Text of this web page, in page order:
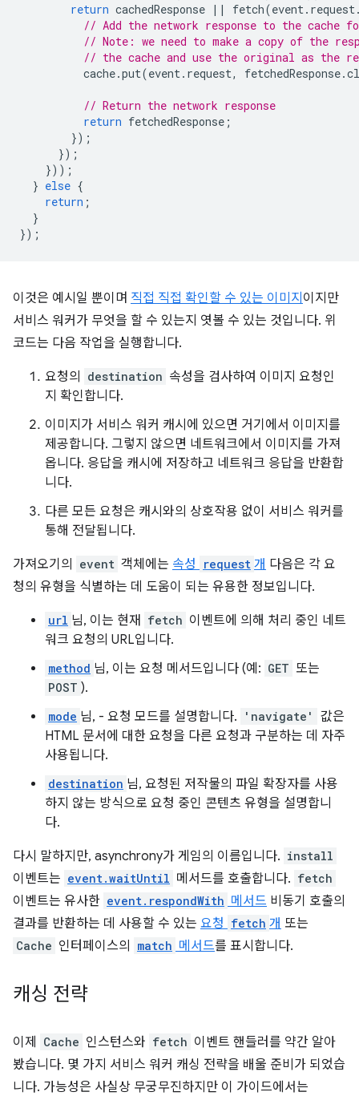
return cachedResponse || fetch(event. request
// Add the network response to the
// Note: we need to make a copy of the
// the cache and use the original as the
cache.put(event. request, fetchedResponse.
// Return the network response
return fetchedResponse ;
});
});
}));
} else {
return ;
}
});
이것은 예시일 뿐이며 직접 직접 확인할 수 있는 이미지 이지만
서비스 워커가 무엇을 할 수 있는지 엿볼 수 있는 것입니다. 위
코드는 다음 작업을 실행합니다.
요청의 destination 속성을 검사하여 이미지 요청인
지 확인합니다.
이미지가 서비스 워커 캐시에 있으면 거기에서 이미지를
제공합니다. 그렇지 않으면 네트워크에서 이미지를 가져
옵니다. 응답을 캐시에 저장하고 네트워크 응답을 반환합
니다.
다른 모든 요청은 캐시와의 상호작용 없이 서비스 워커를
통해 전달됩니다.
가져오기의 event 객체에는 속성 request 개 다음은 각 요
청의 유형을 식별하는 데 도움이 되는 유용한 정보입니다.
url 님, 이는 현재 fetch 이벤트에 의해 처리 중인 네트
워크 요청의 URL입니다.
method 님, 이는 요청 메서드입니다 (예: GET 또는
POST ).
mode 님, - 요청 모드를 설명합니다. 'navigate'
값은
HTML 문서에 대한 요청을 다른 요청과 구분하는 데 자주
사용됩니다.
destination 님, 요청된 저작물의 파일 확장자를 사용
하지 않는 방식으로 요청 중인 콘텐츠 유형을 설명합니
다.
다시 말하지만, asynchrony가 게임의 이름입니다. install
이벤트는 event.waitUntil 메서드를 호출합니다. fetch
이벤트는 유사한 event.respondWith 메서드 비동기 호출의
결과를 반환하는 데 사용할 수 있는 요청 fetch 개 또는
Cache 인터페이스의 match 메서드를 표시합니다.
캐싱 전략
이제 Cache 인스턴스와 fetch 이벤트 핸들러를 약간 알아
봤습니다. 몇 가지 서비스 워커 캐싱 전략을 배울 준비가 되었습
니다. 가능성은 사실상 무궁무진하지만 이 가이드에서는